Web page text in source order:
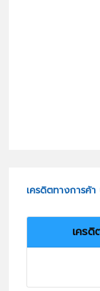
เครดิตทางการค้
เครดิ